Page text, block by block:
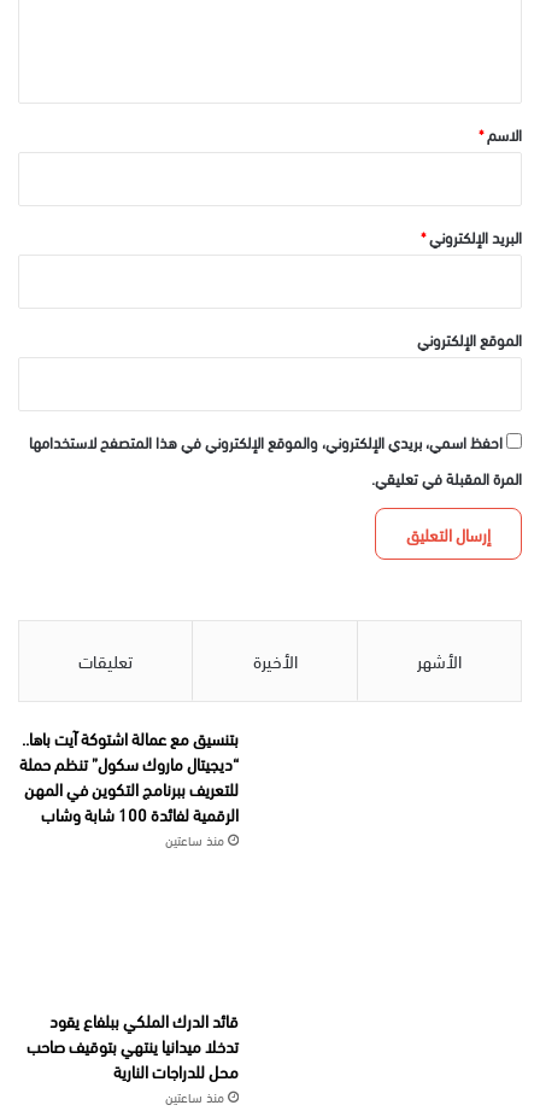
*الاسم*
البريد الإلكتروني*
الموقع الإلكتروني
احفظ اسمي، بريدي الإلكتروني، والموقع الإلكتروني في هذا المتصفح لاستخدامها
المرة المقبلة في تعليقي.
الأشهر الأخيرة تعليقات
بتنسيق مع عمالة اشتوكة آيت باها..
“ديجيتال ماروك سكول” تنظم حملة
للتعريف ببرنامج التكوين في المهن
الرقمية لفائدة 100 شابة وشاب
منذ ساعتين
قائد الدرك الملكي ببلفاع يقود
تدخلا ميدانيا ينتهي بتوقيف صاحب
محل للدراجات النارية
منذ ساعتين